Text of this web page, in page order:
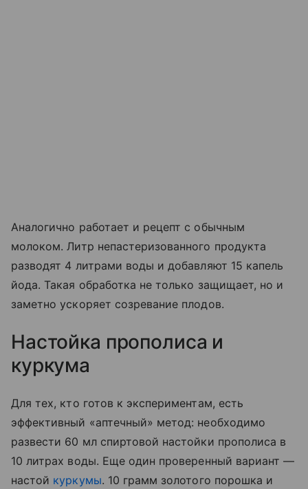
Аналогично работает и рецепт с обычным
молоком. Литр непастеризованного продукта
разводят 4 литрами воды и добавляют 15 капель
йода. Такая обработка не только защищает, но и
заметно ускоряет созревание плодов.
Настойка прополиса и
куркума
Для тех, кто готов к экспериментам, есть
эффективный «аптечный» метод: необходимо
развести 60 мл спиртовой настойки прополиса в
10 литрах воды. Еще один проверенный вариант —
настой куркумы. 10 грамм золотого порошка и